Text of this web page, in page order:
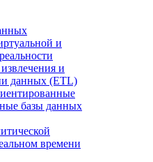
и
и
данных (ETL)
базы данных
времени